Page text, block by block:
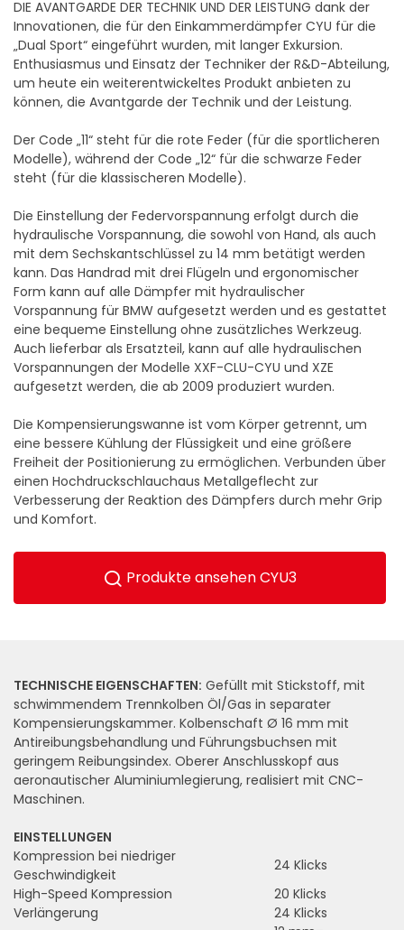
DIE AVANTGARDE DER TECHNIK UND DER LEISTUNG dank der
Innovationen, die für den Einkammerdämpfer CYU für die
„Dual Sport“ eingeführt wurden, mit langer Exkursion.
Enthusiasmus und Einsatz der Techniker der R&D-Abteilung,
um heute ein weiterentwickeltes Produkt anbieten zu
können, die Avantgarde der Technik und der Leistung.
Der Code „11“ steht für die rote Feder (für die sportlicheren
Modelle), während der Code „12“ für die schwarze Feder
steht (für die klassischeren Modelle).
Die Einstellung der Federvorspannung erfolgt durch die
hydraulische Vorspannung, die sowohl von Hand, als auch
mit dem Sechskantschlüssel zu 14 mm betätigt werden
kann. Das Handrad mit drei Flügeln und ergonomischer
Form kann auf alle Dämpfer mit hydraulischer
Vorspannung für BMW aufgesetzt werden und es gestattet
eine bequeme Einstellung ohne zusätzliches Werkzeug.
Auch lieferbar als Ersatzteil, kann auf alle hydraulischen
Vorspannungen der Modelle XXF-CLU-CYU und XZE
aufgesetzt werden, die ab 2009 produziert wurden.
Die Kompensierungswanne ist vom Körper getrennt, um
eine bessere Kühlung der Flüssigkeit und eine größere
Freiheit der Positionierung zu ermöglichen. Verbunden über
einen Hochdruckschlauchaus Metallgeflecht zur
Verbesserung der Reaktion des Dämpfers durch mehr Grip
und Komfort.
Produkte ansehen CYU3
TECHNISCHE EIGENSCHAFTEN: Gefüllt mit Stickstoff, mit
schwimmendem Trennkolben Öl/Gas in separater
Kompensierungskammer. Kolbenschaft Ø 16 mm mit
Antireibungsbehandlung und Führungsbuchsen mit
geringem Reibungsindex. Oberer Anschlusskopf aus
aeronautischer Aluminiumlegierung, realisiert mit CNC-
Maschinen.
EINSTELLUNGEN
Kompression bei niedriger
Geschwindigkeit
24 Klicks
High-Speed Kompression
20 Klicks
Verlängerung
24 Klicks